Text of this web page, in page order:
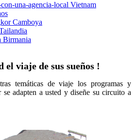
Vietnam
Camboya
Birmania
el viaje de sus sueños !
temáticas de viaje los programas y
se adapten a usted y diseñe su circuito a